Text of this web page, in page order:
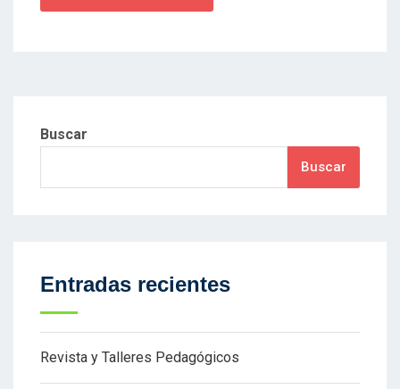
Buscar
Buscar
Entradas recientes
Revista y Talleres Pedagógicos